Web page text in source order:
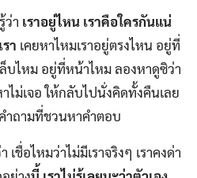
ว่า เราอยู่ไหน เราคือใครกันแน่
า เคยหาไหมเราอยู่ตรงไหน อยู่ที่
ไหม อยู่ที่หน้าไหม ลองหาดูซิว่า
าไม่เจอ ให้กลับไปนั่งคิดทั้งคืนเลย
ำถามที่ชวนหาคำตอบ
ชื่อไหมว่าไม่มีเราจริงๆ เราคงด่า